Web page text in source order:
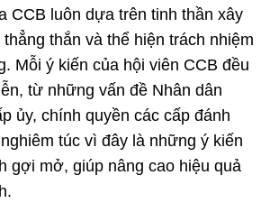
CCB luôn dựa trên tinh thần xây
thắn và thể hiện trách nhiệm
Mỗi ý kiến của hội viên CCB đều
từ những vấn đề Nhân dân
ủy, chính quyền các cấp đánh
túc vì đây là những ý kiến
gợi mở, giúp nâng cao hiệu quả